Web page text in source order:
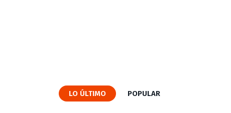
LO ÚLTIMO POPULAR